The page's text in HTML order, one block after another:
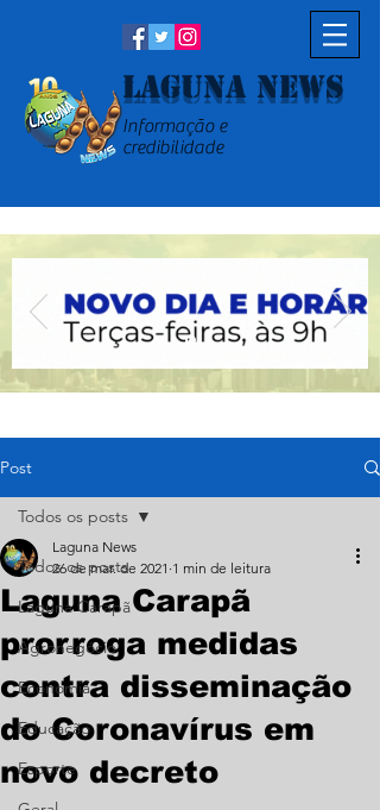
Laguna News
Informação e
credibilidade
Post
Todos os posts
Laguna Carapã
Agronegócio
Economia
Educação
Esporte
Todos os posts
Laguna Carapã
prorroga medidas
contra disseminação
do Coronavírus em
novo decreto
Laguna News
26 de mar. de 2021 1 min de leitura